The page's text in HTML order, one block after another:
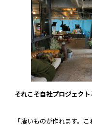
それこそ自社プロジェクト
「凄いものが作れます。